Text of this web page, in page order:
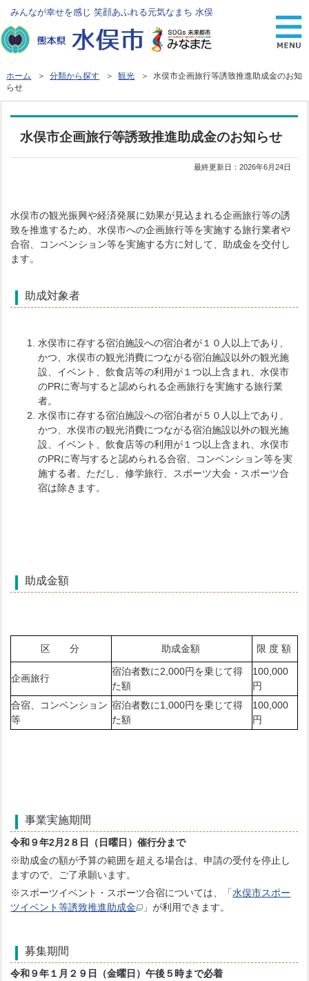
みんなが幸せを感じ 笑顔あふれる元気なまち 水俣
ホーム ＞分類から探す ＞観光 ＞ 水俣市企画旅行等誘致推進助成金のお知
らせ
水俣市企画旅行等誘致推進助成金のお知らせ
最終更新日：2026年6月24日
水俣市の観光振興や経済発展に効果が見込まれる企画旅行等の誘
致を推進するため、水俣市への企画旅行等を実施する旅行業者や
合宿、コンベンション等を実施する方に対して、助成金を交付し
ます。
助成対象者
水俣市に存する宿泊施設への宿泊者が１０人以上であり、
かつ、水俣市の観光消費につながる宿泊施設以外の観光施
設、イベント、飲食店等の利用が１つ以上含まれ、水俣市
のPRに寄与すると認められる企画旅行を実施する旅行業
者。
水俣市に存する宿泊施設への宿泊者が５０人以上であり、
かつ、水俣市の観光消費につながる宿泊施設以外の観光施
設、イベント、飲食店等の利用が１つ以上含まれ、水俣市
のPRに寄与すると認められる合宿、コンベンション等を実
施する者。ただし、修学旅行、スポーツ大会・スポーツ合
宿は除きます。
助成金額
区 分 助成金額 限 度 額
企画旅行
宿泊者数に2,000円を乗じて得
た額
100,000
円
合宿、コンベンション
等
宿泊者数に1,000円を乗じて得
た額
100,000
円
事業実施期間
令和９年2月2８日（日曜日）催行分まで
※助成金の額が予算の範囲を超える場合は、申請の受付を停止し
ますので、ご了承願います。
※スポーツイベント・スポーツ合宿については、「水俣市スポー
ツイベント等誘致推進助成金
」が利用できます。
募集期間
令和９年１月２９日（金曜日）午後５時まで必着